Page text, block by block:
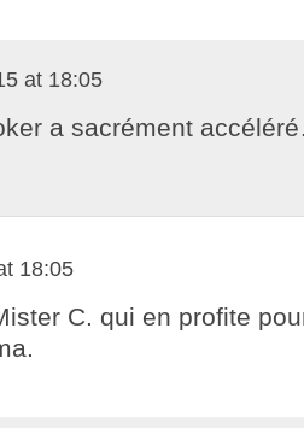
at 18:05
a sacrément
18:05
C. qui en profite